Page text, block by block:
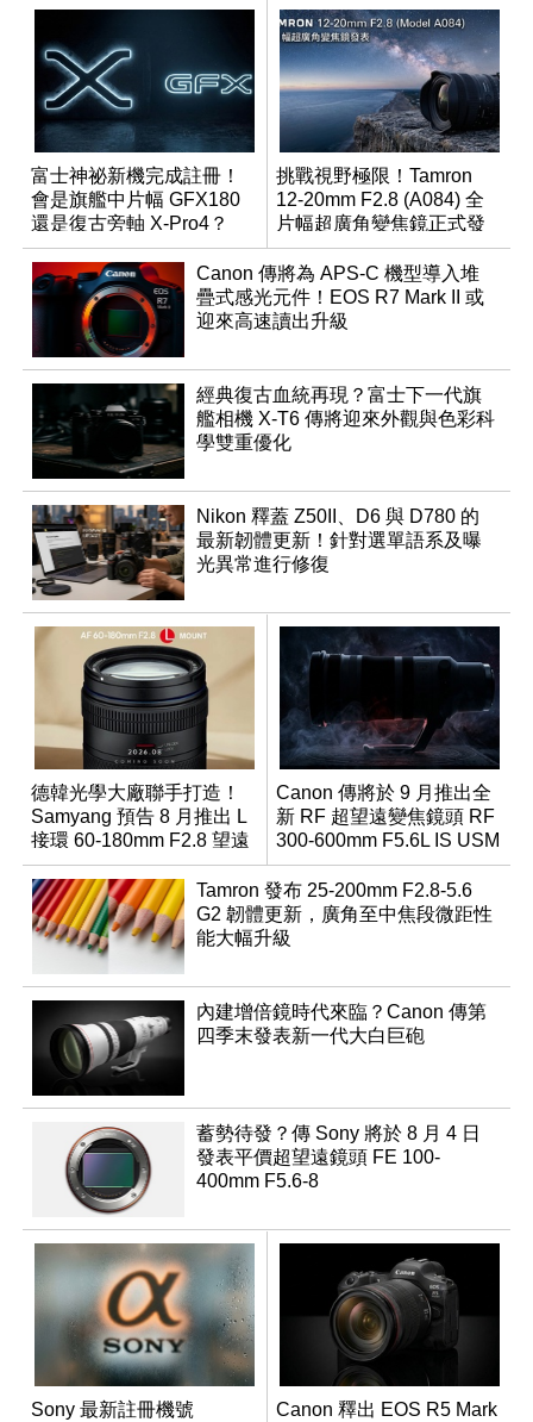
富士神祕新機完成註冊！
會是旗艦中片幅 GFX180
還是復古旁軸 X-Pro4？
挑戰視野極限！Tamron
12-20mm F2.8 (A084) 全
片幅超廣角變焦鏡正式發
表
Canon 傳將為 APS-C 機型導入堆
疊式感光元件！EOS R7 Mark II 或
迎來高速讀出升級
經典復古血統再現？富士下一代旗
艦相機 X-T6 傳將迎來外觀與色彩科
學雙重優化
Nikon 釋蓋 Z50II、D6 與 D780 的
最新韌體更新！針對選單語系及曝
光異常進行修復
德韓光學大廠聯手打造！
Samyang 預告 8 月推出 L
接環 60-180mm F2.8 望遠
變焦鏡
Canon 傳將於 9 月推出全
新 RF 超望遠變焦鏡頭 RF
300-600mm F5.6L IS USM
Tamron 發布 25-200mm F2.8-5.6
G2 韌體更新，廣角至中焦段微距性
能大幅升級
內建增倍鏡時代來臨？Canon 傳第
四季末發表新一代大白巨砲
蓄勢待發？傳 Sony 將於 8 月 4 日
發表平價超望遠鏡頭 FE 100-
400mm F5.6-8
Sony 最新註冊機號
Canon 釋出 EOS R5 Mark